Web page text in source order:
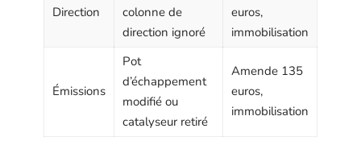
Direction
colonne de
direction ignoré
euros,
immobilisation
Émissions
Pot
d’échappement
modifié ou
catalyseur retiré
Amende 135
euros,
immobilisation